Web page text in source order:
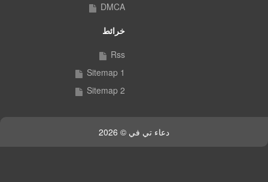
DMCA
خرائط
Rss
Sitemap 1
Sitemap 2
دعاء تي في © 2026